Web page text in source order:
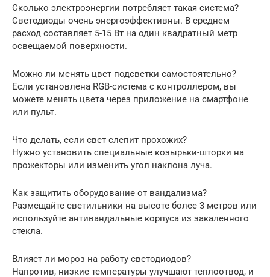
Сколько электроэнергии потребляет такая система?
Светодиоды очень энергоэффективны. В среднем
расход составляет 5-15 Вт на один квадратный метр
освещаемой поверхности.
Можно ли менять цвет подсветки самостоятельно?
Если установлена RGB-система с контроллером, вы
можете менять цвета через приложение на смартфоне
или пульт.
Что делать, если свет слепит прохожих?
Нужно установить специальные козырьки-шторки на
прожекторы или изменить угол наклона луча.
Как защитить оборудование от вандализма?
Размещайте светильники на высоте более 3 метров или
используйте антивандальные корпуса из закаленного
стекла.
Влияет ли мороз на работу светодиодов?
Напротив, низкие температуры улучшают теплоотвод, и